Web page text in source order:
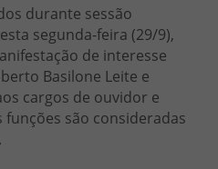
durante sessão
segunda-feira (29/9),
de interesse
Basilone Leite e
cargos de ouvidor e
são consideradas